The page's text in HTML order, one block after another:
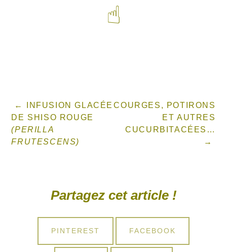
☝︎
INFUSION GLACÉE
DE SHISO ROUGE
(PERILLA
FRUTESCENS)
COURGES, POTIRONS
ET AUTRES
CUCURBITACÉES…
Partagez cet article !
SHARE
PINTEREST
SHARE
FACEBOOK